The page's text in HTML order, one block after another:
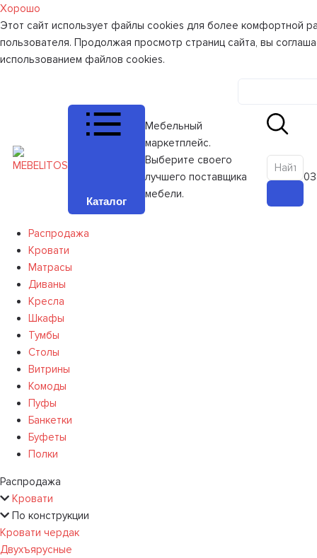
Хорошо
Этот сайт использует файлы cookies для более комфортной
пользователя. Продолжая просмотр страниц сайта, вы
использованием файлов cookies.
Каталог
Мебельный
маркетплейс.
Выберите своего
лучшего поставщика
мебели.
0
Распродажа
Кровати
Матрасы
Диваны
Кресла
Шкафы
Тумбы
Столы
Витрины
Комоды
Пуфы
Банкетки
Буфеты
Полки
Распродажа
Кровати
По конструкции
Кровати чердак
Двухъярусные